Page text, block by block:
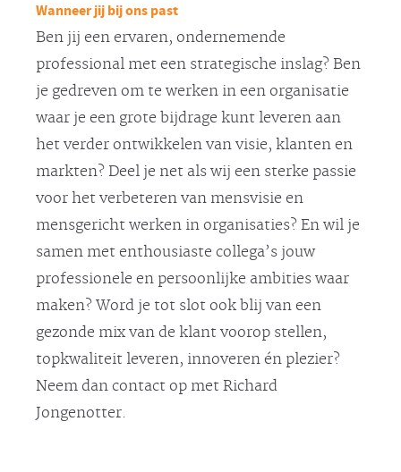
Wanneer jij bij ons past
Ben jij een ervaren, ondernemende
professional met een strategische inslag? Ben
je gedreven om te werken in een organisatie
waar je een grote bijdrage kunt leveren aan
het verder ontwikkelen van visie, klanten en
markten? Deel je net als wij een sterke passie
voor het verbeteren van mensvisie en
mensgericht werken in organisaties? En wil je
samen met enthousiaste collega’s jouw
professionele en persoonlijke ambities waar
maken? Word je tot slot ook blij van een
gezonde mix van de klant voorop stellen,
topkwaliteit leveren, innoveren én plezier?
Neem dan contact op met Richard
Jongenotter.